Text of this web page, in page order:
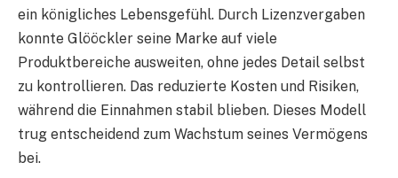
ein königliches Lebensgefühl. Durch Lizenzvergaben
konnte Glööckler seine Marke auf viele
Produktbereiche ausweiten, ohne jedes Detail selbst
zu kontrollieren. Das reduzierte Kosten und Risiken,
während die Einnahmen stabil blieben. Dieses Modell
trug entscheidend zum Wachstum seines Vermögens
bei.